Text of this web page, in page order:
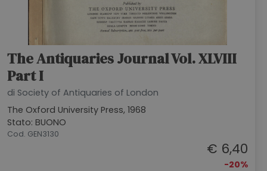
The Antiquaries Journal Vol. XLVIII
Part I
di Society of Antiquaries of London
The Oxford University Press, 1968
Stato: BUONO
Cod. GEN3130
€ 6,40
-20%